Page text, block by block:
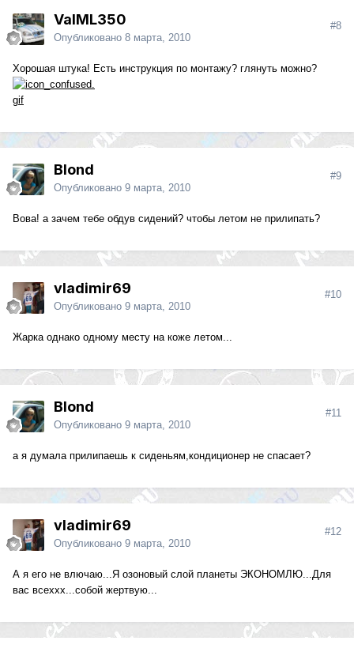
ValML350
Опубликовано 8 марта, 2010
#8
Хорошая штука! Есть инструкция по монтажу? глянуть можно?
Blond
Опубликовано 9 марта, 2010
#9
Вова! а зачем тебе обдув сидений? чтобы летом не прилипать?
vladimir69
Опубликовано 9 марта, 2010
#10
Жарка однако одному месту на коже летом...
Blond
Опубликовано 9 марта, 2010
#11
а я думала прилипаешь к сиденьям,кондиционер не спасает?
vladimir69
Опубликовано 9 марта, 2010
#12
А я его не влючаю...Я озоновый слой планеты ЭКОНОМЛЮ...Для
вас всеххх...собой жертвую...